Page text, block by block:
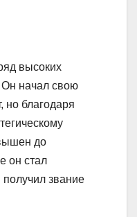
высоких
Он начал свою
но благодаря
до
он стал
звание